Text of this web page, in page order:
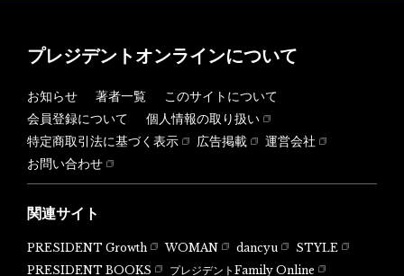
プレジデントオンラインについて
お知らせ 著者一覧
このサイトについて
会員登録について
個人情報の取り扱い
特定商取引法に基づく表示
広告掲載
運営会社
お問い合わせ
関連サイト
PRESIDENT Growth WOMAN dancyu
STYLE
PRESIDENT BOOKS
プレジデントFamily Online